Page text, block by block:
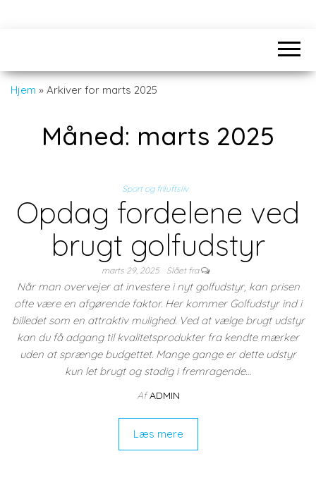
Hjem » Arkiver for marts 2025
Måned: marts 2025
Sport og friluftsliv
Opdag fordelene ved
brugt golfudstyr
marts 29, 2025 Slået fra
Når man overvejer at investere i nyt golfudstyr, kan prisen
ofte være en afgørende faktor. Her kommer Golfudstyr ind i
billedet som en attraktiv mulighed. Ved at vælge brugt udstyr
kan du få adgang til kvalitetsprodukter fra kendte mærker
uden at sprænge budgettet. Mange gange er dette udstyr
kun let brugt og stadig i fremragende…
Af ADMIN
Læs mere